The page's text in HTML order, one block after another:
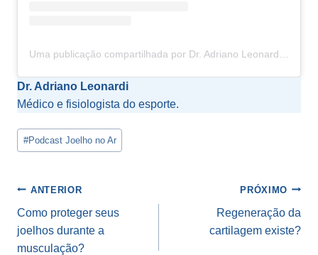
Dr. Adriano Leonardi
Médico e fisiologista do esporte.
Tags
do
#Podcast Joelho no Ar
Navegação
de
Post
ANTERIOR
Como proteger seus
joelhos durante a
musculação?
PRÓXIMO
Regeneração da
cartilagem existe?